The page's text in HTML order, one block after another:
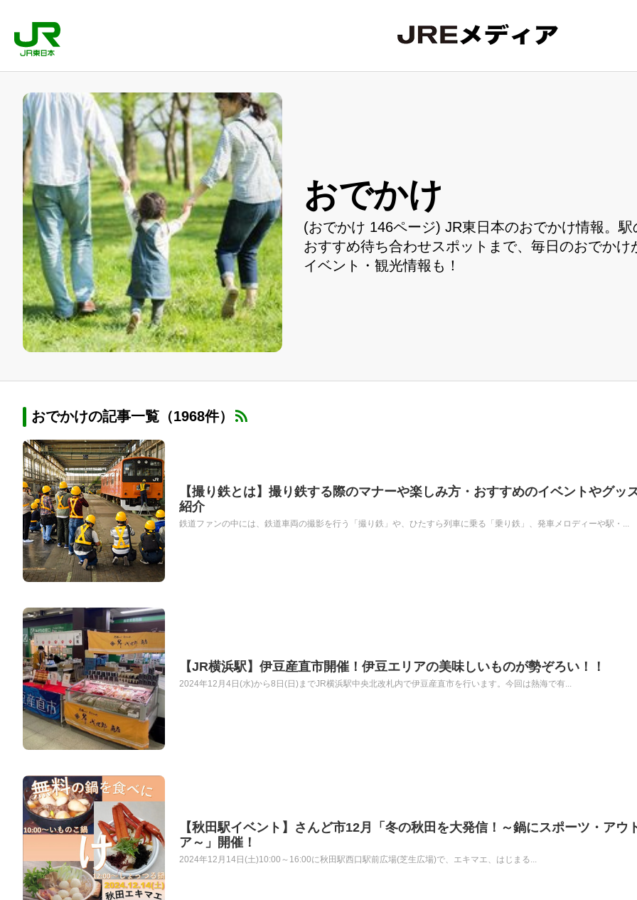
おでかけ
(おでかけ 146ページ) JR東日本のおでかけ情報。
おすすめ待ち合わせスポットまで、毎日のおでか
イベント・観光情報も！
おでかけの記事一覧（1968件）
【撮り鉄とは】撮り鉄する際のマナーや楽しみ方・おすすめのイベントやグッ
紹介
鉄道ファンの中には、鉄道車両の撮影を行う「撮り鉄」や、ひたすら列車に乗る「乗り鉄」、発車メロディーや駅・...
【JR横浜駅】伊豆産直市開催！伊豆エリアの美味しいものが勢ぞろい！！
2024年12月4日(水)から8日(日)までJR横浜駅中央北改札内で伊豆産直市を行います。今回は熱海で有...
【秋田駅イベント】さんど市12月「冬の秋田を大発信！～鍋にスポーツ・アウ
ア～」開催！
2024年12月14日(土)10:00～16:00に秋田駅西口駅前広場(芝生広場)で、エキマエ、はじまる...